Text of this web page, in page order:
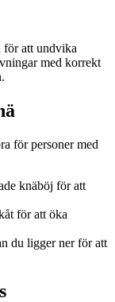
för att undvika
med korrekt
för personer med
knäböj för att
för att öka
du ligger ner för att